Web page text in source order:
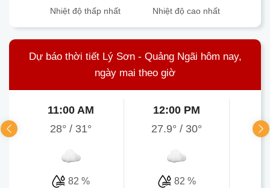
Nhiệt độ thấp nhất Nhiệt độ cao nhất
Dự báo thời tiết Lý Sơn - Quảng Ngãi hôm nay,
ngày mai theo giờ
11:00 AM
28° / 31°
82 %
12:00 PM
27.9° / 30°
82 %